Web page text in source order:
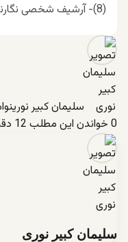
(8)- آرشیف شخصی نگارنده
سلیمان کبیر نوری
0 خواندن این مطلب 12 دقیقه زمان میبرد
سلیمان کبیر نوری